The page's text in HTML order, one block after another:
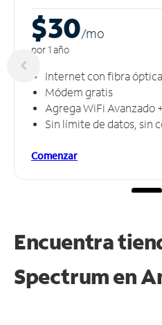
$30/mo
por 1 año
Internet con fibra óptica
Módem gratis
Agrega WiFi Avanzado
Sin límite de datos, sin
Comenzar
Encuentra
Spectrum en